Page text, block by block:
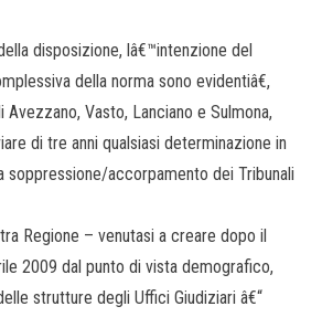
disposizione, lâ€™intenzione del
della norma sono evidentiâ€,
Vasto, Lanciano e Sulmona,
di tre anni qualsiasi determinazione in
soppressione/accorpamento dei Tribunali
Regione – venutasi a creare dopo il
2009 dal punto di vista demografico,
strutture degli Uffici Giudiziari â€“